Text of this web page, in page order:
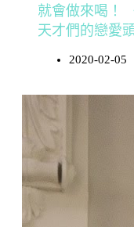
就會做來喝！
天才們的戀愛
2020-02-05